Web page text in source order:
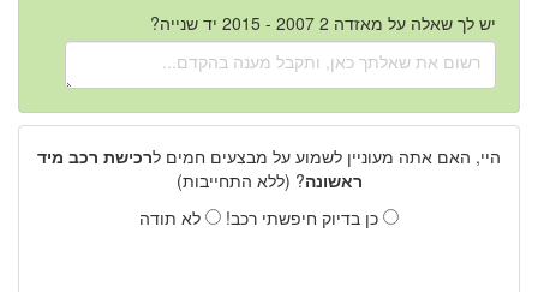
יש לך שאלה על מאזדה 2 2007 - 2015 יד שנייה?
היי, האם אתה מעוניין לשמוע על מבצעים חמים לרכישת רכב מיד
ראשונה? (ללא התחייבות)
כן בדיוק חיפשתי רכב!
לא תודה